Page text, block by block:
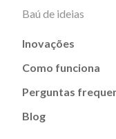
Baú de ideias
Inovações
Como funciona
Perguntas
Blog